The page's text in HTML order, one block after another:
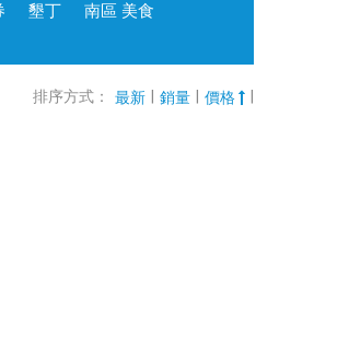
墾丁
南區 美食
排序方式： 最新 銷量 價格